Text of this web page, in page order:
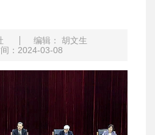
编辑： 胡文生
：2024-03-08